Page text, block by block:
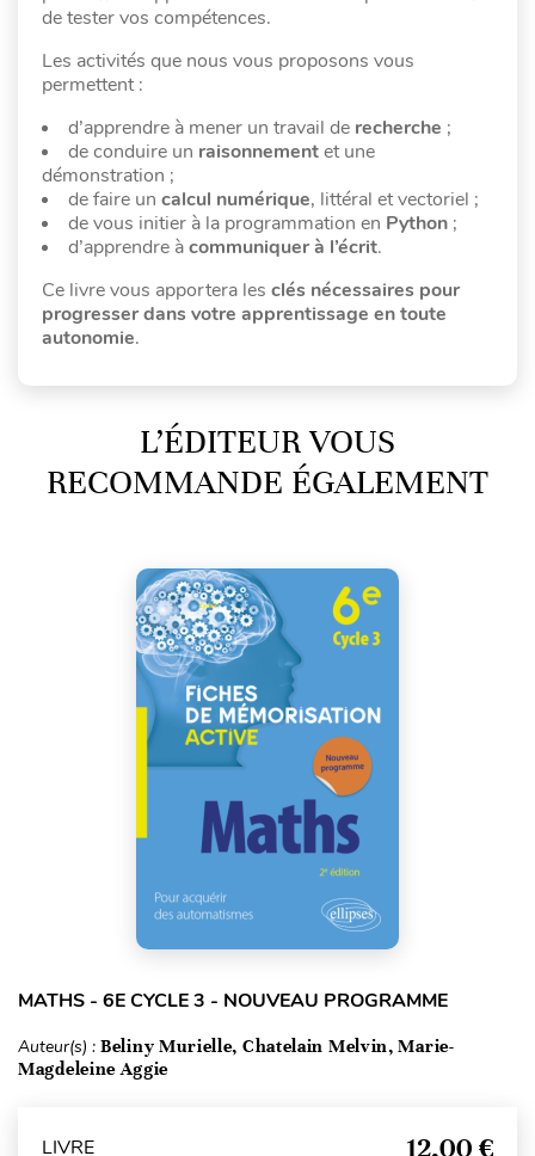
de tester vos compétences.
Les activités que nous vous proposons vous
permettent :
d’apprendre à mener un travail de recherche ;
de conduire un raisonnementet une
démonstration ;
de faire un calcul numérique, littéral et vectoriel ;
de vous initier à la programmation en Python ;
d’apprendre àcommuniquer à l’écrit.
Ce livre vous apportera les clés nécessaires pour
progresser dans votre apprentissage en toute
autonomie.
L’ÉDITEUR VOUS
RECOMMANDE ÉGALEMENT
MATHS - 6E CYCLE 3 - NOUVEAU PROGRAMME
Auteur(s) : Beliny Murielle, Chatelain Melvin, Marie-
Magdeleine Aggie
LIVRE 12,00 €